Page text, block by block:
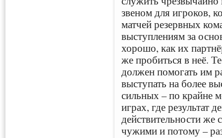
звеном для игроков,
матчей резервных
выступлениям за
хорошо, как их
же пробиться в неё.
должен помогать им
выступать на более
сильных – по крайне
играх, где результат
действительности же
чужими и потому –